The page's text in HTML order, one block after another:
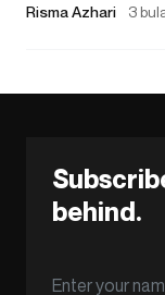
Risma Azhari 3
behind.